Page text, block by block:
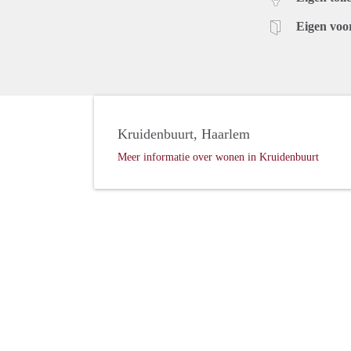
Eigen
Kruidenbuurt, Haarlem
Meer informatie over wonen in Kruidenbuurt